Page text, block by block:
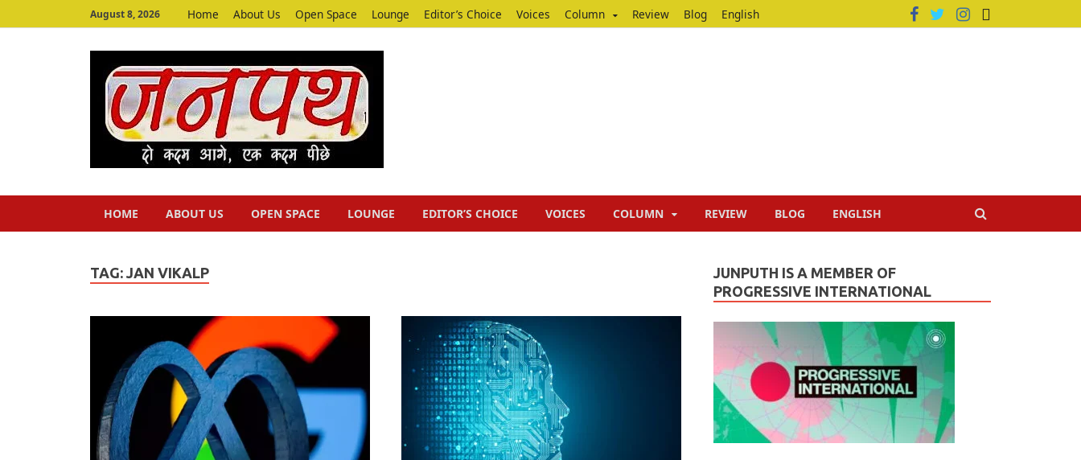
August 8, 2026 Home About Us Open Space Lounge Editor’s Choice Voices Column Review Blog English
HOME ABOUT US OPEN SPACE LOUNGE EDITOR’S CHOICE VOICES COLUMN REVIEW BLOG ENGLISH
TAG: JAN VIKALP
JUNPUTH IS A MEMBER OF
PROGRESSIVE INTERNATIONAL